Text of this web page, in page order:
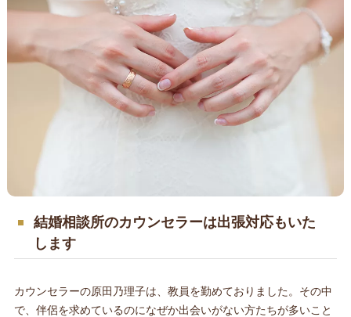
結婚相談所のカウンセラーは出張対応もいた
します
カウンセラーの原田乃理子は、教員を勤めておりました。その中
で、伴侶を求めているのになぜか出会いがない方たちが多いこと